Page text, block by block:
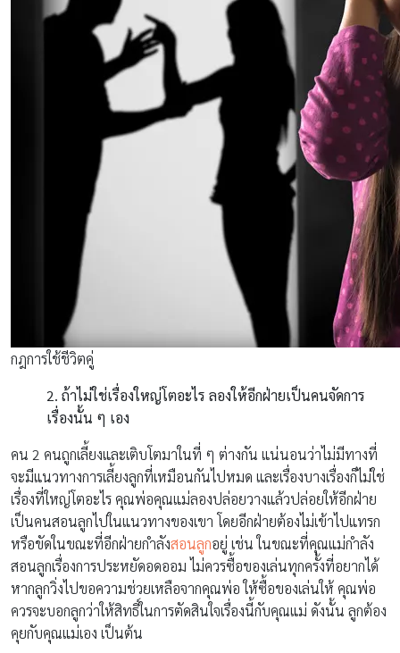
กฎการใช้ชีวิตคู่
2. ถ้าไม่ใช่เรื่องใหญ่โตอะไร ลองให้อีกฝ่ายเป็นคนจัดการ
เรื่องนั้น ๆ เอง
คน 2 คนถูกเลี้ยงและเติบโตมาในที่ ๆ ต่างกัน แน่นอนว่าไม่มีทางที่
จะมีแนวทางการเลี้ยงลูกที่เหมือนกันไปหมด และเรื่องบางเรื่องก็ไม่ใช่
เรื่องที่ใหญ่โตอะไร คุณพ่อคุณแม่ลองปล่อยวางแล้วปล่อยให้อีกฝ่าย
เป็นคนสอนลูกไปในแนวทางของเขา โดยอีกฝ่ายต้องไม่เข้าไปแทรก
หรือขัดในขณะที่อีกฝ่ายกำลังสอนลูกอยู่ เช่น ในขณะที่คุณแม่กำลัง
สอนลูกเรื่องการประหยัดอดออม ไม่ควรซื้อของเล่นทุกครั้งที่อยากได้
หากลูกวิ่งไปขอความช่วยเหลือจากคุณพ่อ ให้ซื้อของเล่นให้ คุณพ่อ
ควรจะบอกลูกว่าให้สิทธิ์ในการตัดสินใจเรื่องนี้กับคุณแม่ ดังนั้น ลูกต้อง
คุยกับคุณแม่เอง เป็นต้น